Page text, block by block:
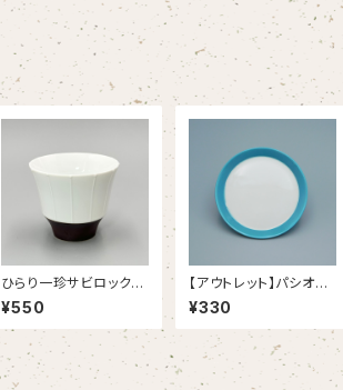
ひらり一珍サビロックカ
ップ【OUTLET】
¥550
【アウトレット】パシオン
シーサイドブルー １９.５
ｃｍプレート（38/1238
6006B）
¥330